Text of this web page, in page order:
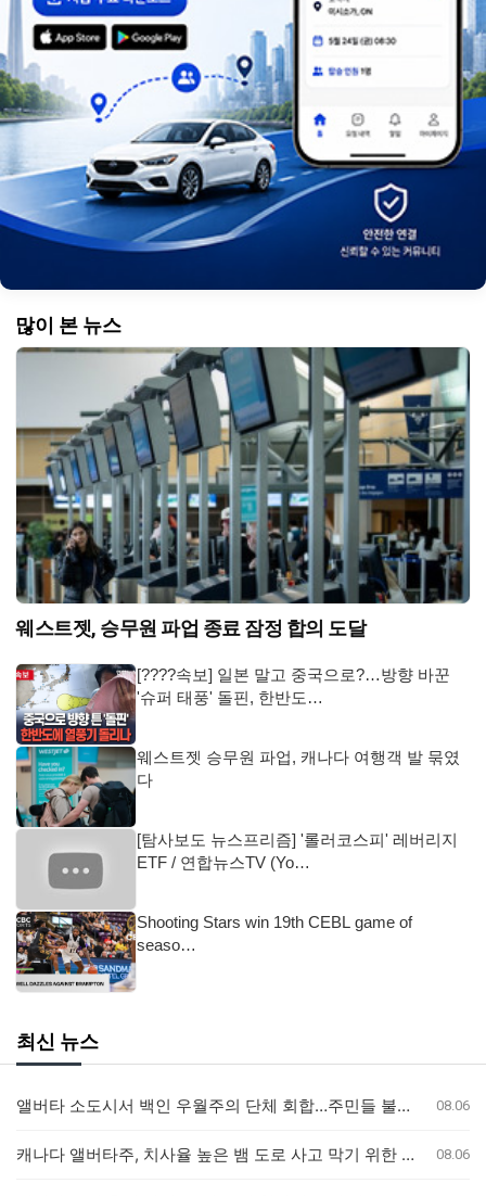
많이 본 뉴스
웨스트젯, 승무원 파업 종료 잠정 합의 도달
[????속보] 일본 말고 중국으로?…방향 바꾼
'슈퍼 태풍' 돌핀, 한반도…
웨스트젯 승무원 파업, 캐나다 여행객 발 묶였
다
[탐사보도 뉴스프리즘] '롤러코스피' 레버리지
ETF / 연합뉴스TV (Yo…
Shooting Stars win 19th CEBL game of
seaso…
최신 뉴스
앨버타 소도시서 백인 우월주의 단체 회합…주민들 불안감 고조 08.06
캐나다 앨버타주, 치사율 높은 뱀 도로 사고 막기 위한 안전 대책 마련 08.06